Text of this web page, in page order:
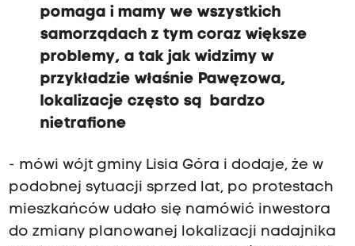
pomaga i mamy we wszystkich
samorządach z tym coraz większe
problemy, a tak jak widzimy w
przykładzie właśnie Pawęzowa,
lokalizacje często są bardzo
nietrafione
- mówi wójt gminy Lisia Góra i dodaje, że w
podobnej sytuacji sprzed lat, po protestach
mieszkańców udało się namówić inwestora
do zmiany planowanej lokalizacji nadajnika